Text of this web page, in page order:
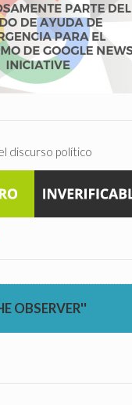
discurso político
OBSERVER''